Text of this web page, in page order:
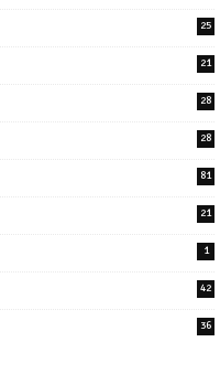
25
21
28
28
81
21
1
42
36